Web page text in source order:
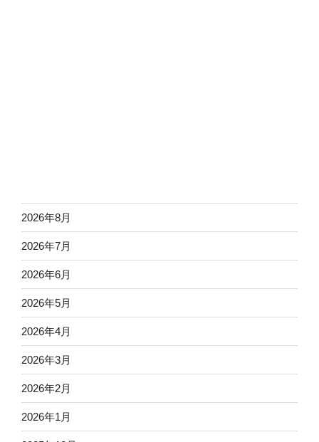
2026年8月
2026年7月
2026年6月
2026年5月
2026年4月
2026年3月
2026年2月
2026年1月